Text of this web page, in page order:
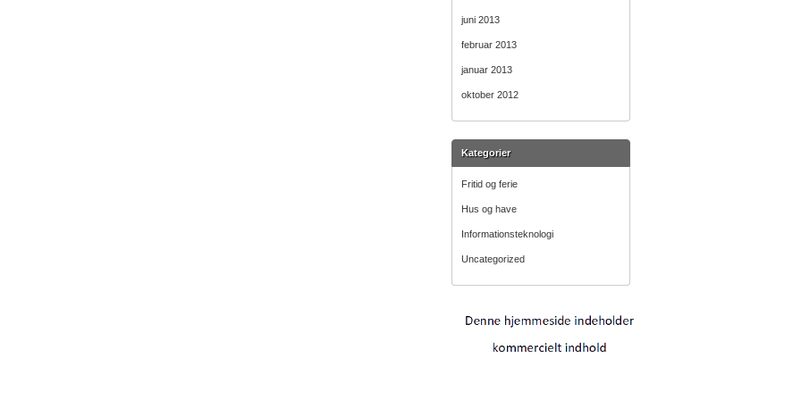
juni 2013
februar 2013
januar 2013
oktober 2012
Kategorier
Fritid og ferie
Hus og have
Informationsteknologi
Uncategorized